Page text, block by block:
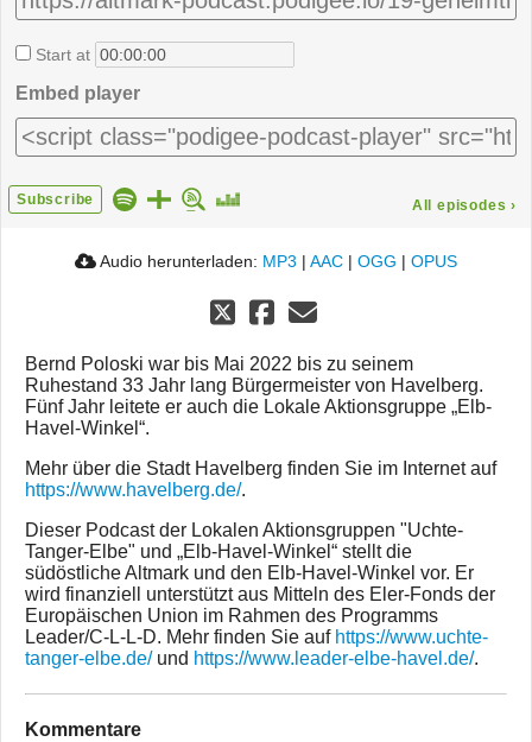
Start at
Embed player
Subscribe All episodes ›
Audio herunterladen: MP3 | AAC | OGG | OPUS
Bernd Poloski war bis Mai 2022 bis zu seinem
Ruhestand 33 Jahr lang Bürgermeister von Havelberg.
Fünf Jahr leitete er auch die Lokale Aktionsgruppe „Elb-
Havel-Winkel“.
Mehr über die Stadt Havelberg finden Sie im Internet auf
https://www.havelberg.de/.
Dieser Podcast der Lokalen Aktionsgruppen "Uchte-
Tanger-Elbe" und „Elb-Havel-Winkel“ stellt die
südöstliche Altmark und den Elb-Havel-Winkel vor. Er
wird finanziell unterstützt aus Mitteln des Eler-Fonds der
Europäischen Union im Rahmen des Programms
Leader/C-L-L-D. Mehr finden Sie auf https://www.uchte-
tanger-elbe.de/und https://www.leader-elbe-havel.de/.
Kommentare